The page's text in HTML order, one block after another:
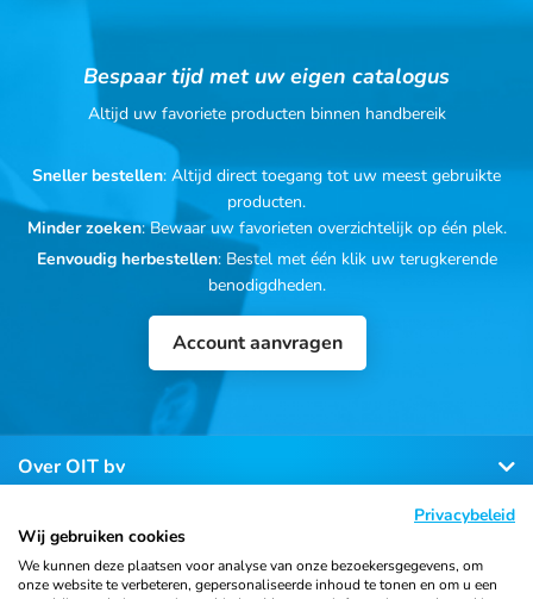
Bespaar tijd met uw eigen catalogus
Altijd uw favoriete producten binnen handbereik
Sneller bestellen: Altijd direct toegang tot uw meest gebruikte
producten.
Minder zoeken: Bewaar uw favorieten overzichtelijk op één plek.
Eenvoudig herbestellen: Bestel met één klik uw terugkerende
benodigdheden.
Account aanvragen
Over OIT bv
Klantenservice
Privacybeleid
Wij gebruiken cookies
We kunnen deze plaatsen voor analyse van onze bezoekersgegevens, om
onze website te verbeteren, gepersonaliseerde inhoud te tonen en om u een